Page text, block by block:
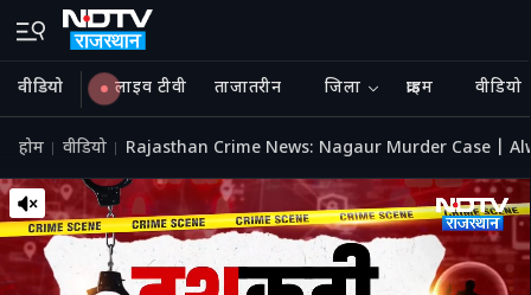
वीडियो लाइव टीवी ताजातरीन जिला क्राइम वीडियो
होम वीडियो Rajasthan Crime News: Nagaur Murder Case |